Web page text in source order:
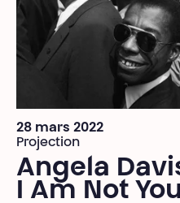
28 mars 2022
Projection
Angela
I Am Not